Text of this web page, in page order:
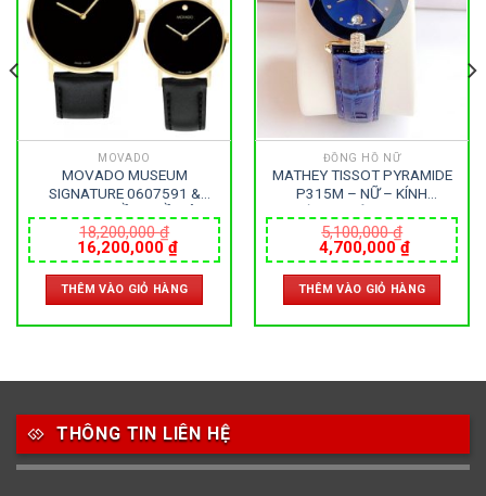
MOVADO
MOVADO MUSEUM
SIGNATURE 0607591 &
KÍNH SAPPHIRE – DÂY DA –
PIN – SIZE 40&28 MM – MÁY
THỤY SỸ
18,200,000₫
Giá
gốc
là:
18,200,000 ₫.
16,200,000₫Giá
hiện
tại
là:
16,200,000 ₫.
THÊM VÀO GIỎ HÀNG
ĐỒNG HỒ NỮ
MATHEY TISSOT PYRAMIDE
P315M – NỮ – KÍNH
SIZE 33MM – MÁY THỤY SỸ
5,100,000₫
Giá
gốc
là:
5,100,000 ₫.
4,700,000₫Giá
hiện
tại
là:
THÊM VÀO GIỎ HÀNG
THÔNG TIN LIÊN HỆ